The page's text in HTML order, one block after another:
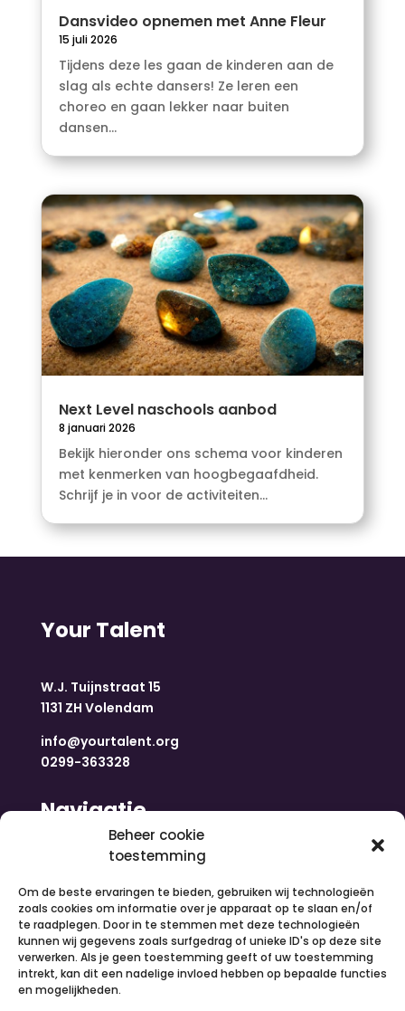
Beheer cookie
toestemming
Om de beste ervaringen te bieden, gebruiken wij technologieën
zoals cookies om informatie over je apparaat op te slaan en/of
te raadplegen. Door in te stemmen met deze technologieën
kunnen wij gegevens zoals surfgedrag of unieke ID's op deze site
verwerken. Als je geen toestemming geeft of uw toestemming
intrekt, kan dit een nadelige invloed hebben op bepaalde functies
en mogelijkheden.
Dansvideo opnemen met Anne Fleur
15 juli 2026
Tijdens deze les gaan de kinderen aan de
slag als echte dansers! Ze leren een
choreo en gaan lekker naar buiten
dansen...
Next Level naschools aanbod
8 januari 2026
Bekijk hieronder ons schema voor kinderen
met kenmerken van hoogbegaafdheid.
Schrijf je in voor de activiteiten...
Your Talent
W.J. Tuijnstraat 15
1131 ZH Volendam
info@yourtalent.org
0299-363328
Navigatie
Nieuws
Over ons
Contact
Inloggen
Vacatures
Organiseer een activiteit